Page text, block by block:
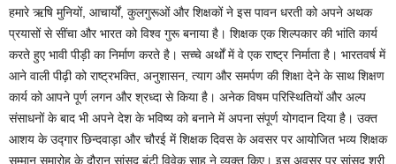
हमारे ऋषि मुनियों, आचार्यों, कुलगुरूओं और शिक्षकों ने इस पावन धरती को अपने अथक
प्रयासों से सींचा और भारत को विश्व गुरू बनाया है। शिक्षक एक शिल्पकार की भांति कार्य
करते हुए भावी पीड़ी का निर्माण करते है। सच्चे अर्थों में वे एक राष्ट्र निर्माता है। भारतवर्ष में
आने वाली पीढ़ी को राष्ट्रभक्ति, अनुशासन, त्याग और समर्पण की शिक्षा देने के साथ शिक्षण
कार्य को आपने पूर्ण लगन और श्रध्दा से किया है। अनेक विषम परिस्थितियों और अल्प
संसाधनों के बाद भी अपने देश के भविष्य को बनाने में अपना संपूर्ण योगदान दिया है। उक्त
आशय के उद्गार छिन्दवाड़ा और चौरई में शिक्षक दिवस के अवसर पर आयोजित भव्य शिक्षक
सम्मान समारोह के दौरान सांसद बंटी विवेक साहू ने व्यक्त किए। इस अवसर पर सांसद श्री